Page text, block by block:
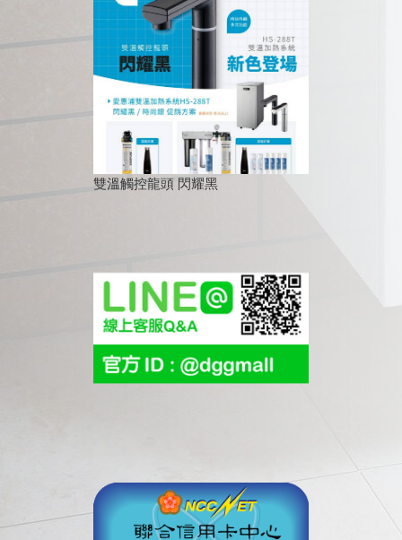
雙溫觸控龍頭 閃耀黑